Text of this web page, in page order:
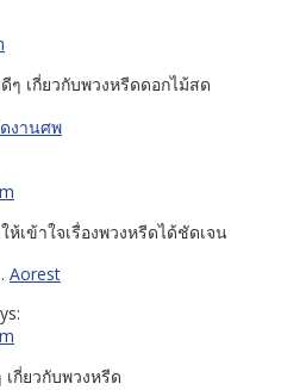
เกี่ยวกับพวงหรีดดอกไม้สด
งานศพ
เข้าใจเรื่องพวงหรีดได้ชัดเจน
Aorest
กี่ยวกับพวงหรีด